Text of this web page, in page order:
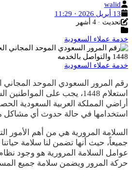
الكاتب
walid
تاريخ
النشر
13 أبريل 2026 · 11:29
آخر
تحديث · 4 أشهر
خدمة عملاء السعودية
خدمة عملاء السعودية
رقم المرور السعودي الموحد المجاني
استعلام 1448، يجب على
أراضي المملكة العربية السعودية
استخدامها في حالة حدوث أي مشاكل
السلامة المرورية هي من أهم الأمور
جميعاً، حيث أنها تضمن لنا سلامة
عوامل السلامة المرورية هو وجود
حركة المرور ويضمن سلامة جميع